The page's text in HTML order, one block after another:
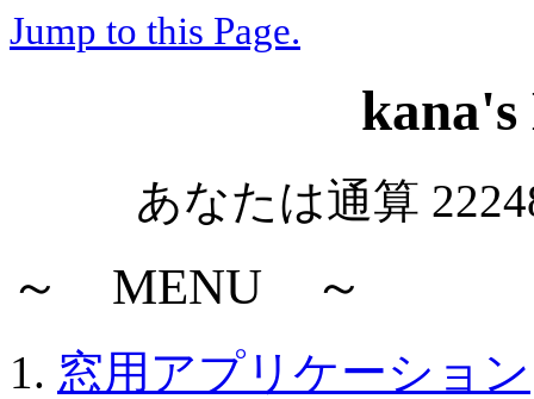
Jump to this Page.
kana's
あなたは通算
～ MENU ～
窓用アプリケーション